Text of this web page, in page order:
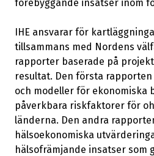
förebyggande insatser inom
IHE ansvarar för
tillsammans med Nordens
rapporter baserade på
resultat. Den första
och modeller för ekonomiska
påverkbara riskfaktorer för
länderna. Den andra
hälsoekonomiska
hälsofrämjande insatser som